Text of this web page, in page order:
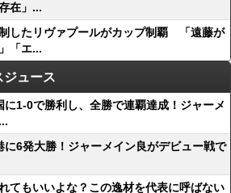
在」...
したリヴァプールがカップ制覇 「遠藤が
「エ...
ジュース
に1-0で勝利し、全勝で連覇達成！ジャーメ
に6発大勝！ジャーメイン良がデビュー戦で
てもいいよな？この逸材を代表に呼ばない